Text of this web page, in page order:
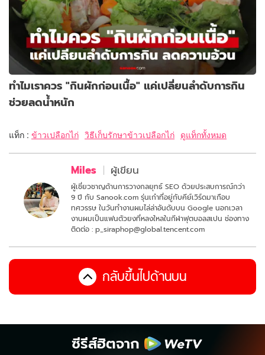
ทำไมเราควร "กินผักก่อนเนื้อ" แค่เปลี่ยนลำดับการกิน
ช่วยลดน้ำหนัก
แท็ก : ข้าวเปลือกไก่ วิธีเก็บรักษาข้าวเปลือกไก่ ดูแท็กทั้งหมด
Miles ผู้เขียน
ผู้เชี่ยวชาญด้านการวางกลยุทธ์ SEO ด้วยประสบการณ์กว่า
9 ปี กับ Sanook.com รุ่นเก๋าที่อยู่กับคีย์เวิร์ดมาเกือบ
ทศวรรษ ในวันทำงานผมไล่ล่าอันดับบน Google นอกเวลา
งานผมเป็นแฟนตัวยงที่หลงใหลในกีฬาฟุตบอลสเปน ช่องทาง
ติดต่อ : p_siraphop@global.tencent.com
กลับขึ้นไปด้านบน
ซีรีส์ฮิตจาก